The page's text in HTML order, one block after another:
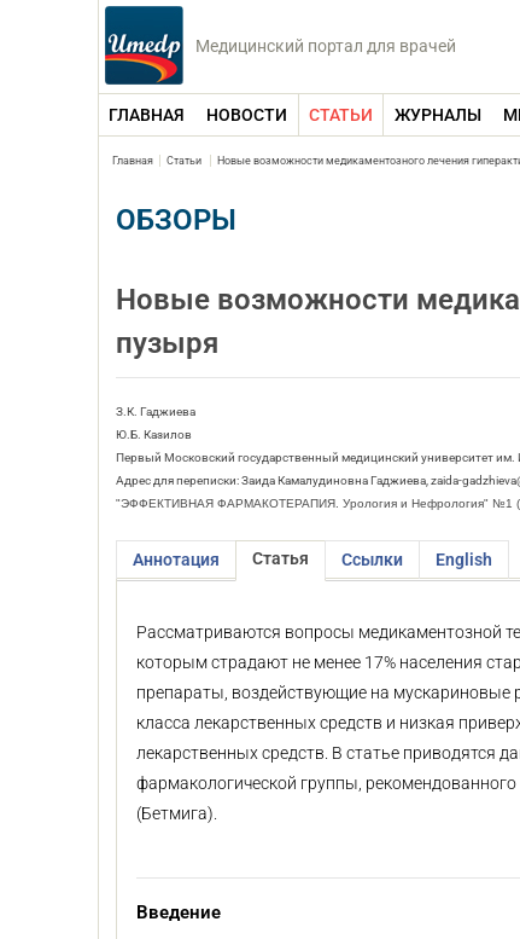
Медицинский портал для врачей
ГЛАВНАЯ НОВОСТИ СТАТЬИ ЖУРНАЛЫ
Главная Статьи Новые возможности медикаментозного лечения
ОБЗОРЫ
Новые возможности
пузыря
З.К. Гаджиева
Ю.Б. Казилов
Первый Московский государственный медицинский университет
Адрес для переписки: Заида Камалудиновна Гаджиева, zaida-
"ЭФФЕКТИВНАЯ ФАРМАКОТЕРАПИЯ. Урология и Нефрология" №1
Аннотация Статья Ссылки English
Рассматриваются вопросы медикаментозной
которым страдают не менее 17% населения
препараты, воздействующие на
класса лекарственных средств и низкая
лекарственных средств. В статье приводятся
фармакологической группы,
(Бетмига).
Введение